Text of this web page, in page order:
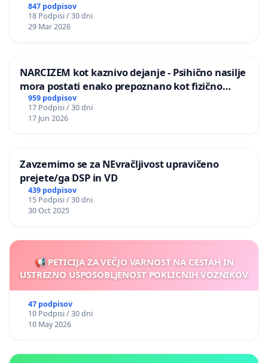
847 podpisov
18 Podpisi / 30 dni
29 Mar 2026
NARCIZEM kot kaznivo dejanje - Psihično nasilje
mora postati enako prepoznano kot fizično
nasilje
959 podpisov
17 Podpisi / 30 dni
17 Jun 2026
Zavzemimo se za NEvračljivost upravičeno
prejete/ga DSP in VD
439 podpisov
15 Podpisi / 30 dni
30 Oct 2025
📢 PETICIJA ZA VEČJO VARNOST NA CESTAH IN
USTREZNO USPOSOBLJENOST POKLICNIH VOZNIKOV
47 podpisov
10 Podpisi / 30 dni
10 May 2026